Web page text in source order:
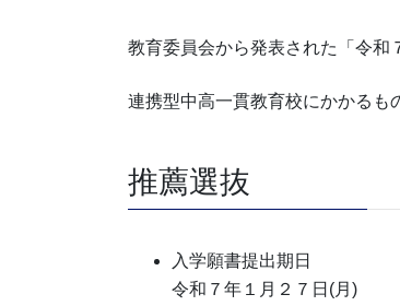
教育委員会から発表された「令
連携型中高一貫教育校にかかるも
推薦選抜
入学願書提出期日
令和７年１月２７日(月)